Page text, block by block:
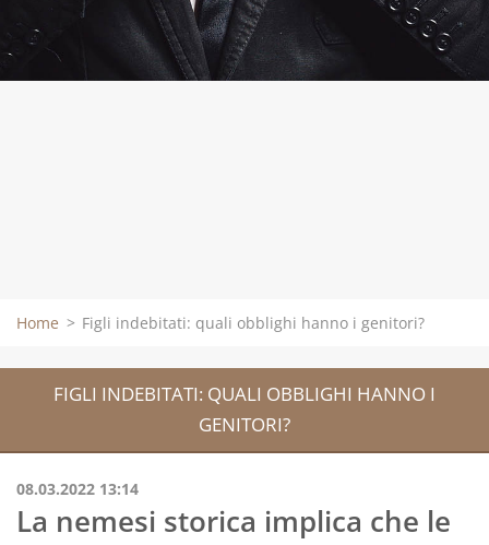
Home > Figli indebitati: quali obblighi hanno i genitori?
FIGLI INDEBITATI: QUALI OBBLIGHI HANNO I
GENITORI?
08.03.2022 13:14
La nemesi storica implica che le